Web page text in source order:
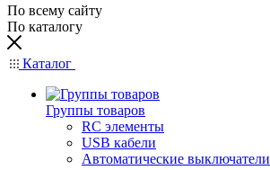
По всему сайту
По каталогу
Каталог
Группы товаров
RC элементы
USB кабели
Автоматические выключатели